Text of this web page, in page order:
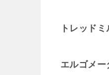
トレッド
エルゴメ